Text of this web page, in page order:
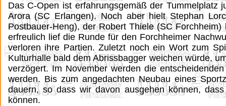
Das C-Open ist erfahrungsgemäß der Tummelplatz
Arora (SC Erlangen). Noch aber hielt Stephan
Postbauer-Heng), der Robert Thiele (SC
erfreulich lief die Runde für den Forchheimer
verloren ihre Partien. Zuletzt noch ein Wort zum
Kulturhalle bald dem Abrissbagger weichen würde,
verzögert. Im November werden die
werden. Bis zum angedachten Neubau eines
dauern, so dass wir davon ausgehen können,
können.